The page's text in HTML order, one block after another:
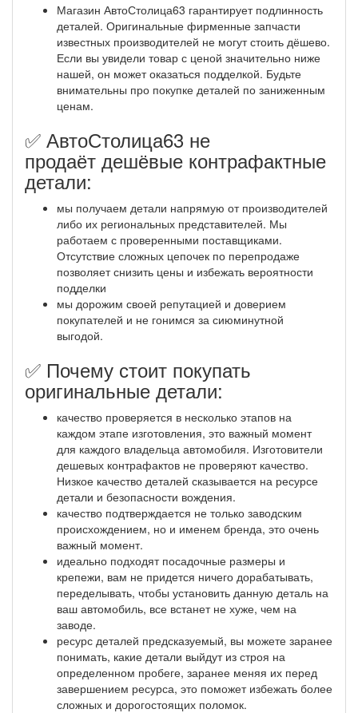
Магазин АвтоСтолица63 гарантирует подлинность
деталей. Оригинальные фирменные запчасти
известных производителей не могут стоить дёшево.
Если вы увидели товар с ценой значительно ниже
нашей, он может оказаться подделкой. Будьте
внимательны про покупке деталей по заниженным
ценам.
✅ АвтоСтолица63 не
продаёт дешёвые контрафактные
детали:
мы получаем детали напрямую от производителей
либо их региональных представителей. Мы
работаем с проверенными поставщиками.
Отсутствие сложных цепочек по перепродаже
позволяет снизить цены и избежать вероятности
подделки
мы дорожим своей репутацией и доверием
покупателей и не гонимся за сиюминутной
выгодой.
✅ Почему стоит покупать
оригинальные детали:
качество проверяется в несколько этапов на
каждом этапе изготовления, это важный момент
для каждого владельца автомобиля. Изготовители
дешевых контрафактов не проверяют качество.
Низкое качество деталей сказывается на ресурсе
детали и безопасности вождения.
качество подтверждается не только заводским
происхождением, но и именем бренда, это очень
важный момент.
идеально подходят посадочные размеры и
крепежи, вам не придется ничего дорабатывать,
переделывать, чтобы установить данную деталь на
ваш автомобиль, все встанет не хуже, чем на
заводе.
ресурс деталей предсказуемый, вы можете заранее
понимать, какие детали выйдут из строя на
определенном пробеге, заранее меняя их перед
завершением ресурса, это поможет избежать более
сложных и дорогостоящих поломок.